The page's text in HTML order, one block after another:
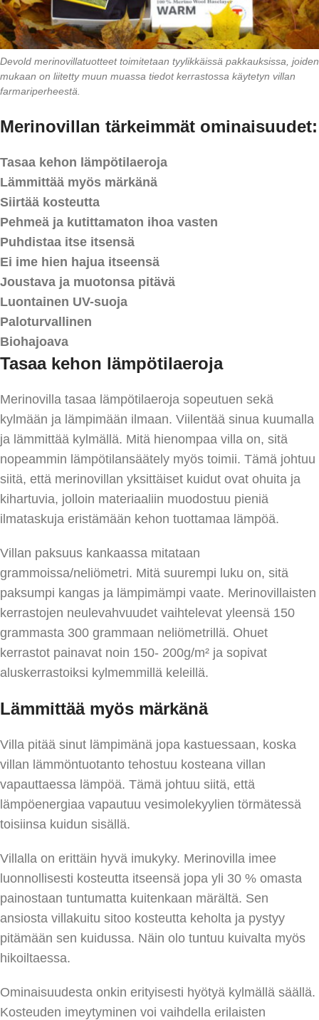
Devold merinovillatuotteet toimitetaan tyylikkäissä pakkauksissa, joiden
mukaan on liitetty muun muassa tiedot kerrastossa käytetyn villan
farmariperheestä.
Merinovillan tärkeimmät ominaisuudet:
Tasaa kehon lämpötilaeroja
Lämmittää myös märkänä
Siirtää kosteutta
Pehmeä ja kutittamaton ihoa vasten
Puhdistaa itse itsensä
Ei ime hien hajua itseensä
Joustava ja muotonsa pitävä
Luontainen UV-suoja
Paloturvallinen
Biohajoava
Tasaa kehon lämpötilaeroja
Merinovilla tasaa lämpötilaeroja sopeutuen sekä
kylmään ja lämpimään ilmaan. Viilentää sinua kuumalla
ja lämmittää kylmällä. Mitä hienompaa villa on, sitä
nopeammin lämpötilansäätely myös toimii. Tämä johtuu
siitä, että merinovillan yksittäiset kuidut ovat ohuita ja
kihartuvia, jolloin materiaaliin muodostuu pieniä
ilmataskuja eristämään kehon tuottamaa lämpöä.
Villan paksuus kankaassa mitataan
grammoissa/neliömetri. Mitä suurempi luku on, sitä
paksumpi kangas ja lämpimämpi vaate. Merinovillaisten
kerrastojen neulevahvuudet vaihtelevat yleensä 150
grammasta 300 grammaan neliömetrillä. Ohuet
kerrastot painavat noin 150- 200g/m² ja sopivat
aluskerrastoiksi kylmemmillä keleillä.
Lämmittää myös märkänä
Villa pitää sinut lämpimänä jopa kastuessaan, koska
villan lämmöntuotanto tehostuu kosteana villan
vapauttaessa lämpöä. Tämä johtuu siitä, että
lämpöenergiaa vapautuu vesimolekyylien törmätessä
toisiinsa kuidun sisällä.
Villalla on erittäin hyvä imukyky. Merinovilla imee
luonnollisesti kosteutta itseensä jopa yli 30 % omasta
painostaan tuntumatta kuitenkaan märältä. Sen
ansiosta villakuitu sitoo kosteutta keholta ja pystyy
pitämään sen kuidussa. Näin olo tuntuu kuivalta myös
hikoiltaessa.
Ominaisuudesta onkin erityisesti hyötyä kylmällä säällä.
Kosteuden imeytyminen voi vaihdella erilaisten